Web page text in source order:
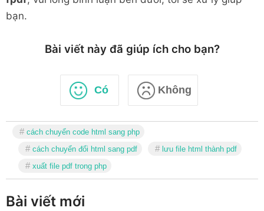
</ div>
< div class="controls
primary">Đổi</ button>
button type=
class="btn">Hủy</button>
</div>
</div>
</ form>
</div >
</body>
bạn.
Bài viết này đã giúp ích cho bạn?
Có Không
cách chuyển code html sang php
cách chuyển đổi html sang pdf
lưu file html thành pdf
xuất file pdf trong php
Bài viết mới